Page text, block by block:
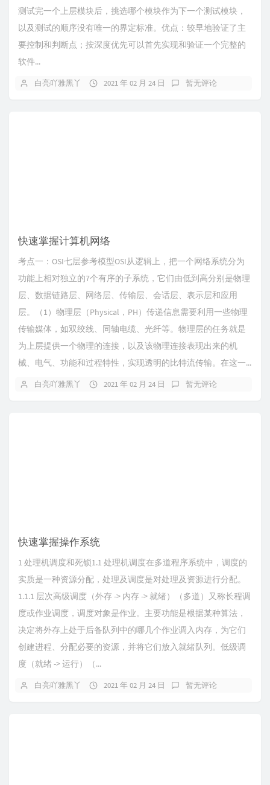
测试完一个上层模块后，挑选哪个模块作为下一个测试模块，
以及测试的顺序没有唯一的界定标准。优点：较早地验证了主
要控制和判断点；按深度优先可以首先实现和验证一个完整的
软件...
白亮吖雅黑丫 2021 年 02 月 24 日 暂无评论
快速掌握计算机网络
考点一：OSI七层参考模型OSI从逻辑上，把一个网络系统分为
功能上相对独立的7个有序的子系统，它们由低到高分别是物理
层、数据链路层、网络层、传输层、会话层、表示层和应用
层。（1）物理层（Physical，PH）传递信息需要利用一些物理
传输媒体，如双绞线、同轴电缆、光纤等。物理层的任务就是
为上层提供一个物理的连接，以及该物理连接表现出来的机
械、电气、功能和过程特性，实现透明的比特流传输。在这一...
白亮吖雅黑丫 2021 年 02 月 24 日 暂无评论
快速掌握操作系统
1 处理机调度和死锁1.1 处理机调度在多道程序系统中，调度的
实质是一种资源分配，处理及调度是对处理及资源进行分配。
1.1.1 层次高级调度（外存 -> 内存 -> 就绪）（多道）又称长程调
度或作业调度，调度对象是作业。主要功能是根据某种算法，
决定将外存上处于后备队列中的哪几个作业调入内存，为它们
创建进程、分配必要的资源，并将它们放入就绪队列。低级调
度（就绪 -> 运行）（...
白亮吖雅黑丫 2021 年 02 月 24 日 暂无评论